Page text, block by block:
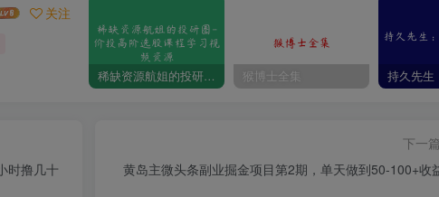
关注
稀缺资源航姐的投研圈-价投高阶选股课程学习视频资源 猴博士全集
下一
黄岛主微头条副业掘金项目第2期，单天做到50-100+收